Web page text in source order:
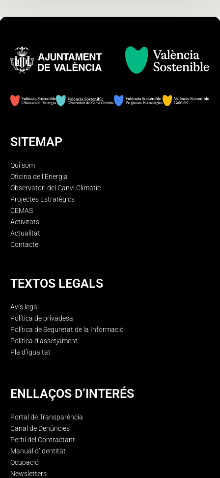
Comunidades
Sostenibles
SITEMAP
Qui som
Oficina de l’Energia
Observatori del Canvi Climàtic
Projectes Estratègics
CEMAS
Activitats
Actualitat
Contacte
TEXTOS LEGALS
Avís legal
Política de privadesa
Política de Seguretat de la Informació
Política d’assetjament
Pla d’igualtat
ENLLAÇOS D’INTERÉS
Portal de Transparència
Canal de Denúncies
Perfil del Contractant
Manual d’identitat
Ocupació
Newsletters